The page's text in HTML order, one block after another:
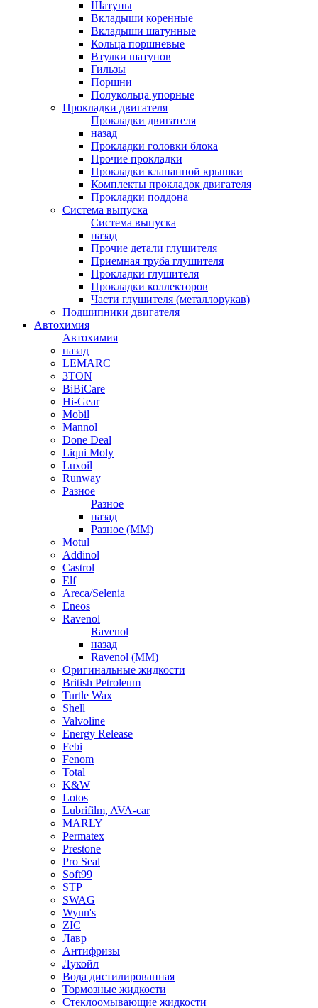
Шатуны
Вкладыши коренные
Вкладыши шатунные
Кольца поршневые
Втулки шатунов
Гильзы
Поршни
Полукольца упорные
Прокладки двигателя
Прокладки двигателя
назад
Прокладки головки блока
Прочие прокладки
Прокладки клапанной крышки
Комплекты прокладок двигателя
Прокладки поддона
Система выпуска
Система выпуска
назад
Прочие детали глушителя
Приемная труба глушителя
Прокладки глушителя
Прокладки коллекторов
Части глушителя (металлорукав)
Подшипники двигателя
Автохимия
Автохимия
назад
LEMARC
3TON
BiBiCare
Hi-Gear
Mobil
Mannol
Done Deal
Liqui Moly
Luxoil
Runway
Разное
Разное
назад
Разное (ММ)
Motul
Addinol
Castrol
Elf
Areca/Selenia
Eneos
Ravenol
Ravenol
назад
Ravenol (ММ)
Оригинальные жидкости
British Petroleum
Turtle Wax
Shell
Valvoline
Energy Release
Febi
Fenom
Total
K&W
Lotos
Lubrifilm, AVA-car
MARLY
Permatex
Prestone
Pro Seal
Soft99
STP
SWAG
Wynn's
ZIC
Лавр
Антифризы
Лукойл
Вода дистилированная
Тормозные жидкости
Стеклоомывающие жидкости